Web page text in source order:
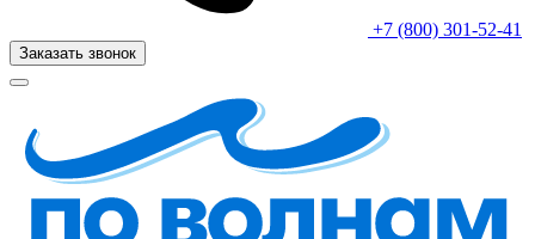
+7 (800) 301-52-41
Заказать звонок